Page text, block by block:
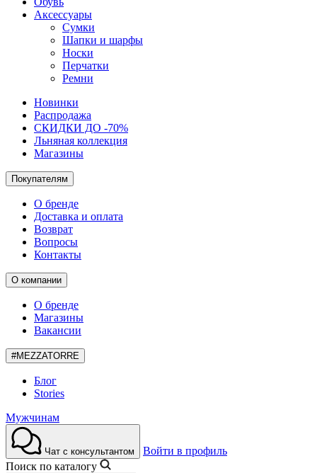
Аксессуары
Сумки
Шапки и шарфы
Носки
Перчатки
Ремни
Новинки
Распродажа
СКИДКИ ДО -70%
Льняная коллекция
Магазины
Покупателям
О бренде
Доставка и оплата
Возврат
Вопросы
Контакты
О компании
О бренде
Магазины
Вакансии
#MEZZATORRE
Блог
Stories
Мужчинам
Чат с консультантом
Войти в профиль
Поиск по каталогу